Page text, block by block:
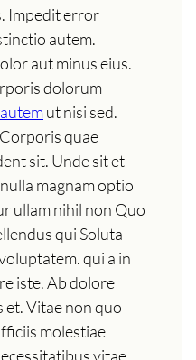
Impedit error
autem.
aut minus eius.
dolorum
ut nisi sed.
quae
sit. Unde sit et
magnam optio
ullam nihil non Quo
qui Soluta
qui a in
iste. Ab dolore
et. Vitae non quo
molestiae
vitae